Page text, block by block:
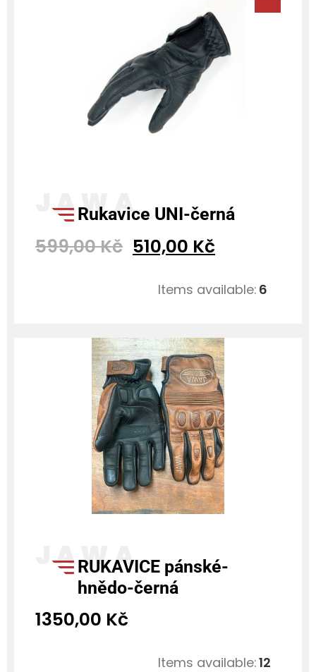
rukavice UNI-černá
599,00Kč 510,00 Kč
Items available: 6
RUKAVICE pánské-
hnědo-černá
1350,00 Kč
Items available:12